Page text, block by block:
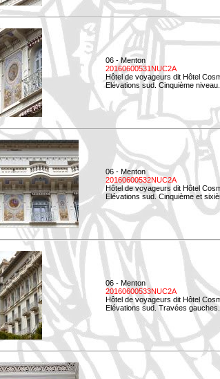
06 - Menton
20160600531NUC2A
Hôtel de voyageurs dit Hôtel
Elévations sud. Cinquième
06 - Menton
20160600532NUC2A
Hôtel de voyageurs dit Hôtel
Elévations sud. Cinquième et
06 - Menton
20160600533NUC2A
Hôtel de voyageurs dit Hôtel
Elévations sud. Travées gauches.